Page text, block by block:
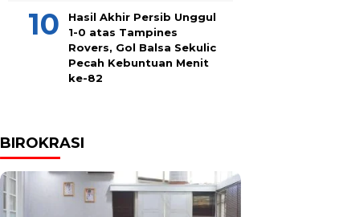
Hasil Akhir Persib Unggul
1-0 atas Tampines
Rovers, Gol Balsa Sekulic
Pecah Kebuntuan Menit
ke-82
BIROKRASI